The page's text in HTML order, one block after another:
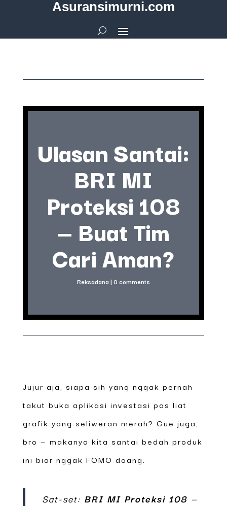
Asuransimurni.com
Ulasan Santai:
BRI MI
Proteksi 108
— Buat Tim
Cari Aman?
Reksadana | 0 comments
Jujur aja, siapa sih yang nggak pernah
takut buka aplikasi investasi pas liat
grafik yang seliweran merah? Gue juga,
bro — makanya kita santai bedah produk
ini biar nggak FOMO doang.
Sat-set: BRI MI Proteksi 108 —